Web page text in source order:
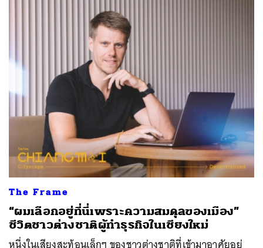
The Frame
“ผมเลือกอยู่ที่นี่เพราะความสมดุลของเมือง”
ชีวิตชาวต่างชาติผู้ทำธุรกิจในเชียงใหม่
หนึ่งในเสียงสะท้อนเล็กๆ ของชาวต่างชาติที่เข้ามาอาศัยอยู่